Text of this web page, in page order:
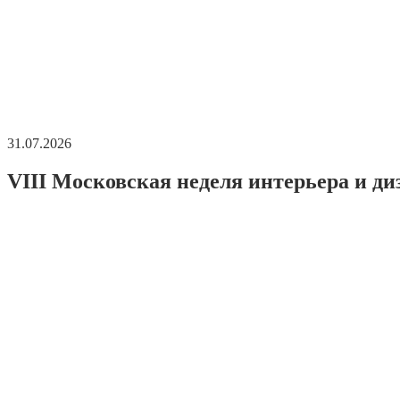
31.07.2026
VIII Московская неделя интерьера и